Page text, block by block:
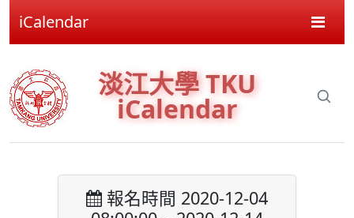
iCalendar
淡江大學 TKU
iCalendar
報名時間 2020-12-04